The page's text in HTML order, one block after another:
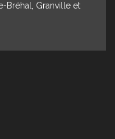
Bréhal, Granville et